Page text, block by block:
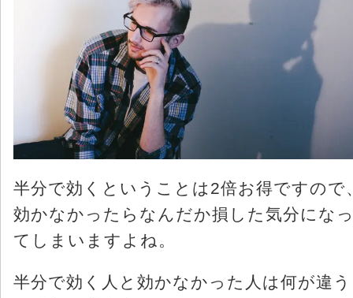
半分で効くということは2倍お得ですので
効かなかったらなんだか損した気分にな
てしまいますよね。
半分で効く人と効かなかった人は何が違う